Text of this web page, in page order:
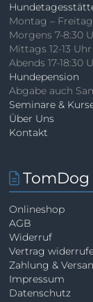
Montag – Freitag
Morgens 7-8:30
Mittags 12-13 Uhr
Abends 17-18:30
Hundepension
Abgabe auch
Seminare &
Über Uns
Kontakt
TomDog
Onlineshop
AGB
Widerruf
Vertrag
Zahlung &
Impressum
Datenschutz